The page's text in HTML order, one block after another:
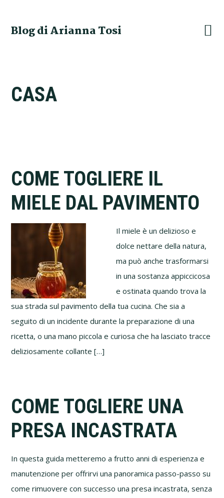
primary
main
primary
footer
Blog di Arianna Tosi
CASA
COME TOGLIERE IL
MIELE DAL PAVIMENTO
Il miele è un delizioso e
dolce nettare della natura,
ma può anche trasformarsi
in una sostanza appiccicosa
e ostinata quando trova la
sua strada sul pavimento della tua cucina. Che sia a
seguito di un incidente durante la preparazione di una
ricetta, o una mano piccola e curiosa che ha lasciato tracce
deliziosamente collante […]
COME TOGLIERE UNA
PRESA INCASTRATA
In questa guida metteremo a frutto anni di esperienza e
manutenzione per offrirvi una panoramica passo-passo su
come rimuovere con successo una presa incastrata, senza